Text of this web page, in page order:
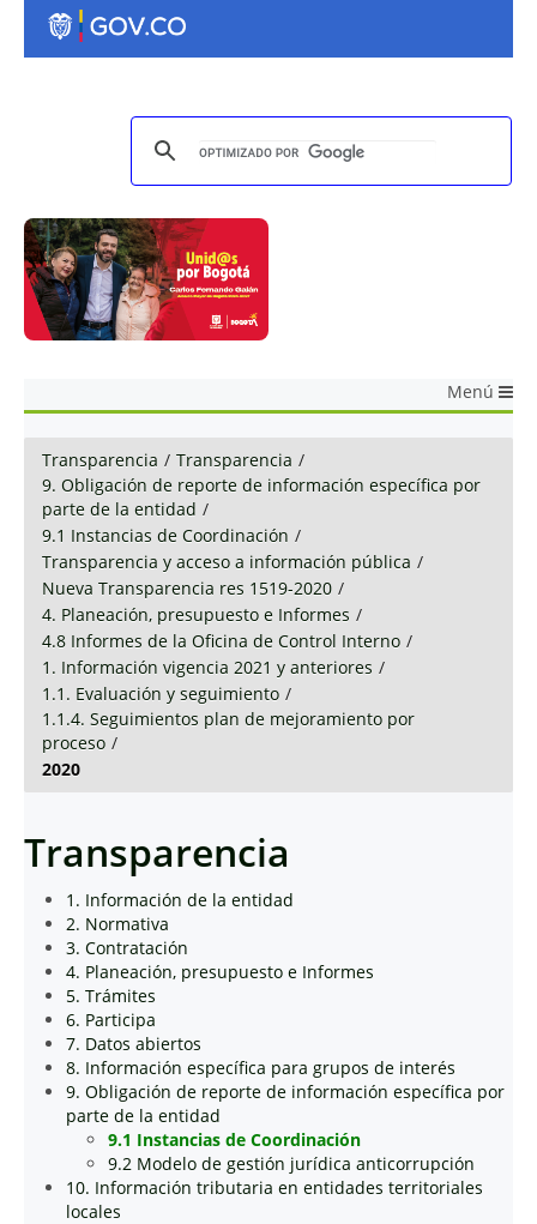
Menú
Transparencia / Transparencia /
9. Obligación de reporte de información específica por
parte de la entidad /
9.1 Instancias de Coordinación /
Transparencia y acceso a información pública /
Nueva Transparencia res 1519-2020 /
4. Planeación, presupuesto e Informes /
4.8 Informes de la Oficina de Control Interno /
1. Información vigencia 2021 y anteriores /
1.1. Evaluación y seguimiento /
1.1.4. Seguimientos plan de mejoramiento por
proceso /
2020
Transparencia
1. Información de la entidad
2. Normativa
3. Contratación
4. Planeación, presupuesto e Informes
5. Trámites
6. Participa
7. Datos abiertos
8. Información específica para grupos de interés
9. Obligación de reporte de información específica por
parte de la entidad
9.1 Instancias de Coordinación
9.2 Modelo de gestión jurídica anticorrupción
10. Información tributaria en entidades territoriales
locales